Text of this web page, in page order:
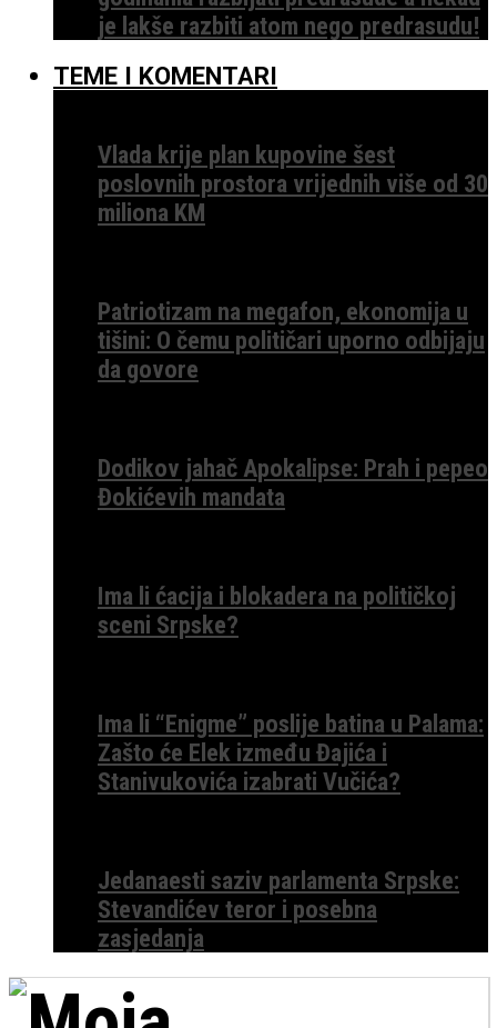
je lakše razbiti atom nego predrasudu!
TEME I KOMENTARI
Vlada krije plan kupovine šest
poslovnih prostora vrijednih više od 30
miliona KM
Patriotizam na megafon, ekonomija u
tišini: O čemu političari uporno odbijaju
da govore
Dodikov jahač Apokalipse: Prah i pepeo
Đokićevih mandata
Ima li ćacija i blokadera na političkoj
sceni Srpske?
Ima li “Enigme” poslije batina u Palama:
Zašto će Elek između Đajića i
Stanivukovića izabrati Vučića?
Jedanaesti saziv parlamenta Srpske:
Stevandićev teror i posebna
zasjedanja